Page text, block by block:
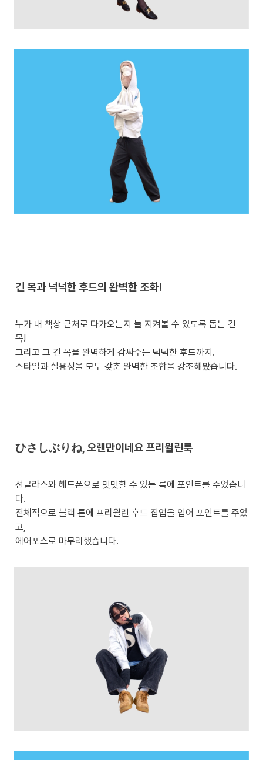
긴 목과 넉넉한 후드의 완벽한 조화!
누가 내 책상 근처로 다가오는지 늘 지켜볼 수 있도록 돕는 긴
목!
그리고 그 긴 목을 완벽하게 감싸주는 넉넉한 후드까지.
스타일과 실용성을 모두 갖춘 완벽한 조합을 강조해봤습니다.
ひさしぶりね, 오랜만이네요 프리윌린룩
선글라스와 헤드폰으로 밋밋할 수 있는 룩에 포인트를 주었습니
다.
전체적으로 블랙 톤에 프리윌린 후드 집업을 입어 포인트를 주었
고,
에어포스로 마무리했습니다.